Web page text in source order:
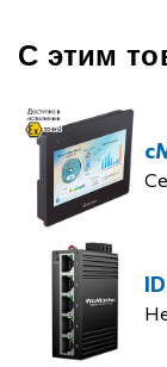
С этим